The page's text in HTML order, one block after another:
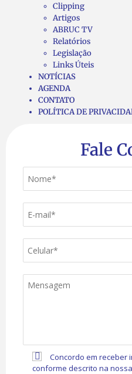
Clipping
Artigos
ABRUC TV
Relatórios
Legislação
Links Úteis
NOTÍCIAS
AGENDA
CONTATO
POLÍTICA DE
Fale
Concordo em receber
conforme descrito na